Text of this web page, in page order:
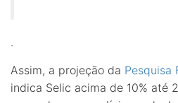
.
Assim, a projeção da Pesquisa
indica Selic acima de 10% até